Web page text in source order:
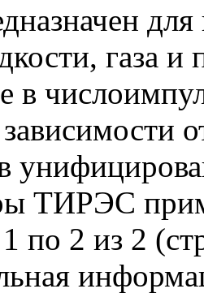
для
газа
в
ТИРЭС
по 2 из 2